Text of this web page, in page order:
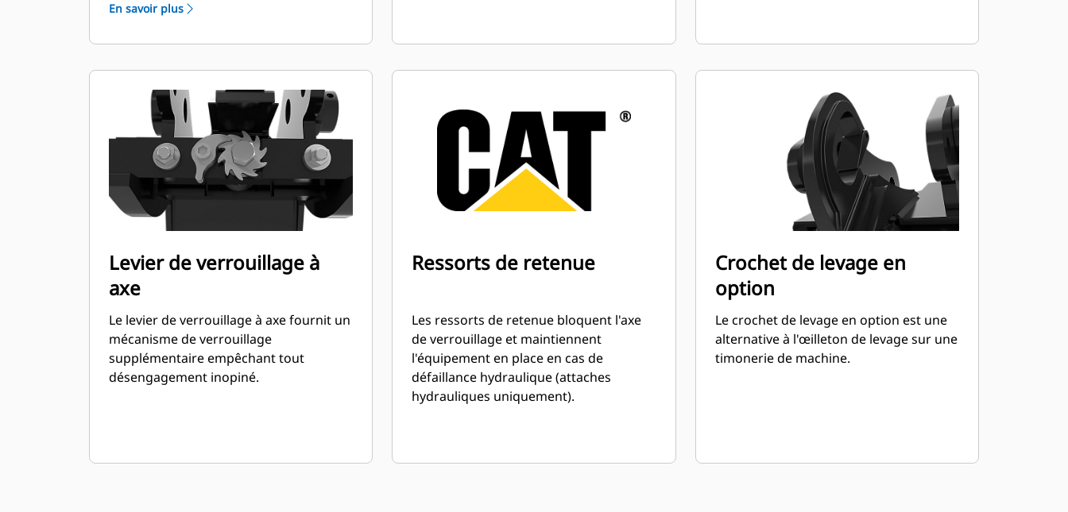
de godet entre plusieurs machines.
En savoir plus
Levier de verrouillage à
axe
Le levier de verrouillage à axe fournit un
mécanisme de verrouillage
supplémentaire empêchant tout
désengagement inopiné.
Ressorts de retenue
Les ressorts de retenue bloquent l'axe
de verrouillage et maintiennent
l'équipement en place en cas de
défaillance hydraulique (attaches
hydrauliques uniquement).
Crochet de levage en
option
Le crochet de levage en option est une
alternative à l'œilleton de levage sur une
timonerie de machine.